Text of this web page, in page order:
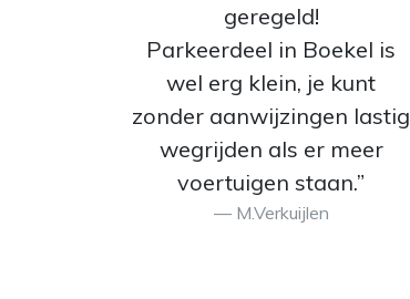
geregeld!
Parkeerdeel in Boekel is
wel erg klein, je kunt
zonder aanwijzingen lastig
wegrijden als er meer
voertuigen staan.”
M.Verkuijlen